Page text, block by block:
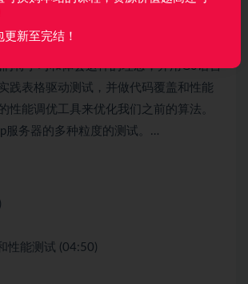
于其他如junit，Go语言采用“表格驱动
将学习和体会这样的理念，并用Go语言
践表格驱动测试，并做代码覆盖和性能
性能调优工具来优化我们之前的算法。
服务器的多种粒度的测试。…
性能测试 (04:50)
新至完结！